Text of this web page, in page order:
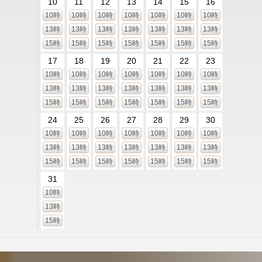
10
10時
13時
15時
11
10時
13時
15時
12
10時
13時
15時
13
10時
13時
15時
14
10時
13時
15時
15
10時
13時
15時
16
10時
13時
15時
17
10時
13時
15時
18
10時
13時
15時
19
10時
13時
15時
20
10時
13時
15時
21
10時
13時
15時
22
10時
13時
15時
23
10時
13時
15時
24
10時
13時
15時
25
10時
13時
15時
26
10時
13時
15時
27
10時
13時
15時
28
10時
13時
15時
29
10時
13時
15時
30
10時
13時
15時
31
10時
13時
15時